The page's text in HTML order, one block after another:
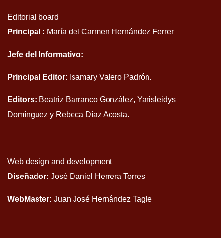
Editorial board
Principal : María del Carmen Hernández Ferrer
Jefe del Informativo:
Principal Editor: Isamary Valero Padrón.
Editors: Beatriz Barranco González, Yarisleidys
Domínguez y Rebeca Díaz Acosta.
Web design and development
Diseñador: José Daniel Herrera Torres
WebMaster: Juan José Hernández Tagle